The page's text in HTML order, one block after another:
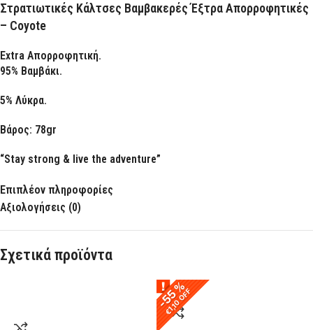
Στρατιωτικές Κάλτσες Βαμβακερές Έξτρα Απορροφητικές
– Coyote
Extra Απορροφητική.
95% Βαμβάκι.
5% Λύκρα.
Βάρος: 78gr
“Stay strong & live the adventure”
Επιπλέον πληροφορίες
Αξιολογήσεις (0)
Σχετικά προϊόντα
€1,10 OFF
€1,10 OFF
-55 %
-55 %